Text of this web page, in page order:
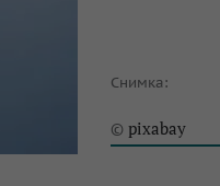
Снимка:
© pixabay